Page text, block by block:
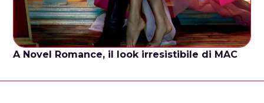
A Novel Romance, il look irresistibile di MAC